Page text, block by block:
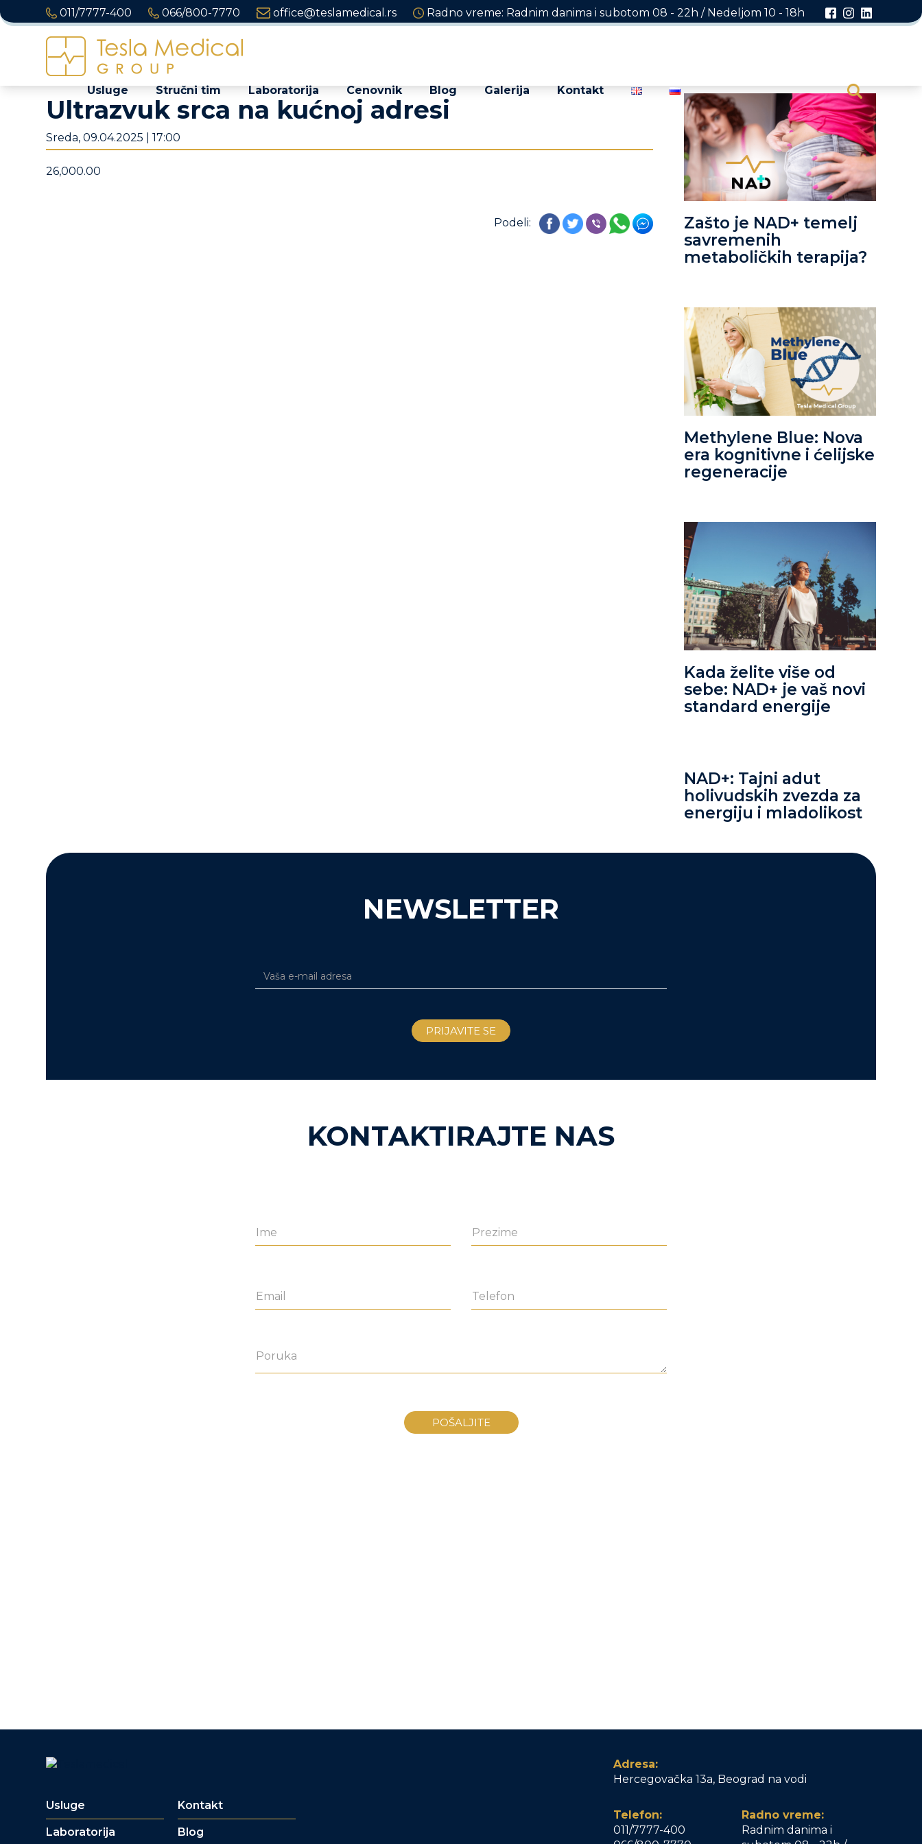
011/7777-400 066/800-7770 office@teslamedical.rs Radno vreme: Radnim danima i subotom 08 - 22h / Nedeljom 10 - 18h
Usluge Stručni tim Laboratorija Cenovnik Blog Galerija Kontakt
Ultrazvuk srca na kućnoj adresi
Sreda, 09.04.2025 | 17:00
26,000.00
Podeli:
Zašto je NAD+ temelj
savremenih
metaboličkih terapija?
Methylene Blue: Nova
era kognitivne i ćelijske
regeneracije
Kada želite više od
sebe: NAD+ je vaš novi
standard energije
NAD+: Tajni adut
holivudskih zvezda za
energiju i mladolikost
NEWSLETTER
KONTAKTIRAJTE NAS
Usluge Kontakt
Laboratorija Blog
Adresa:
Hercegovačka 13a, Beograd na vodi
Telefon:
011/7777-400
Radno vreme:
Radnim danima i